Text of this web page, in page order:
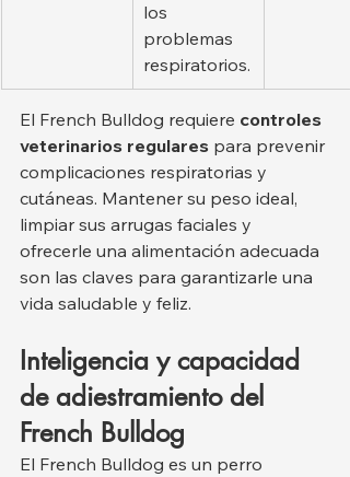
los
problemas
respiratorios.
El French Bulldog requiere controles
veterinarios regulares para prevenir
complicaciones respiratorias y
cutáneas. Mantener su peso ideal,
limpiar sus arrugas faciales y
ofrecerle una alimentación adecuada
son las claves para garantizarle una
vida saludable y feliz.
Inteligencia y capacidad
de adiestramiento del
French Bulldog
El French Bulldog es un perro